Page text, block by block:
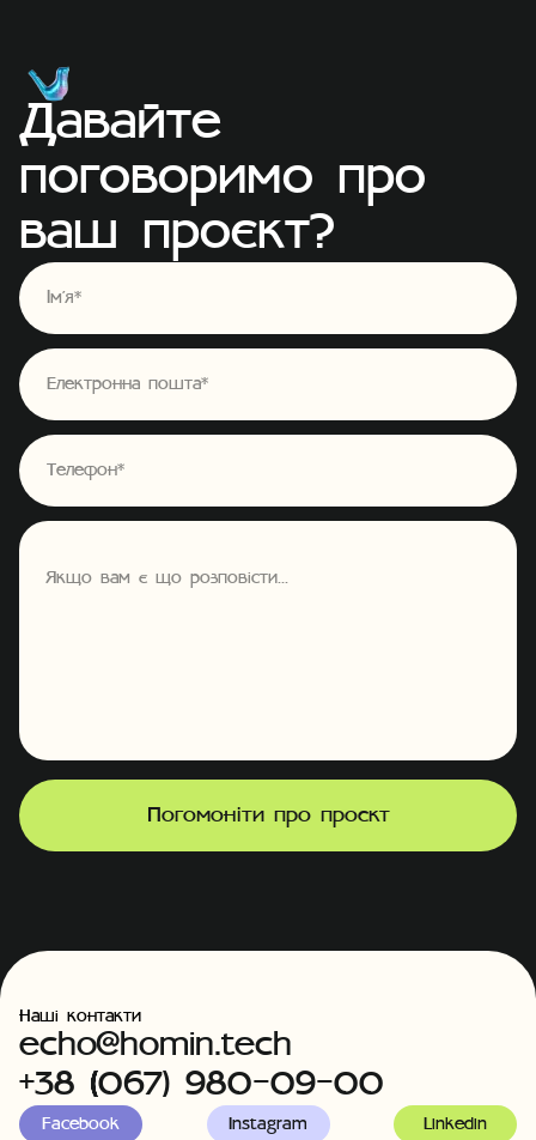
Давайте
поговоримо про
ваш проєкт?
Погомоніти про проєкт
Наші контакти
echo@homin.tech
+38 (067) 980-09-00
Facebook Instagram Linkedin